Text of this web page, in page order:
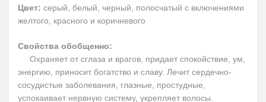
Цвет: серый, белый, черный, полосчатый с включениями
желтого, красного и коричневого
Свойства обобщенно:
Охраняет от сглаза и врагов, придает спокойствие, ум,
энергию, приносит богатство и славу. Лечит сердечно-
сосудистые заболевания, глазные, простудные,
успокаивает нервную систему, укрепляет волосы.